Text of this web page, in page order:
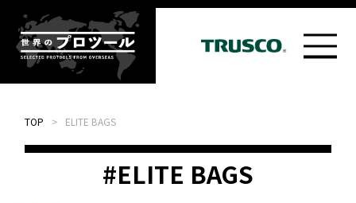
TOP > ELITE BAGS
#ELITE BAGS